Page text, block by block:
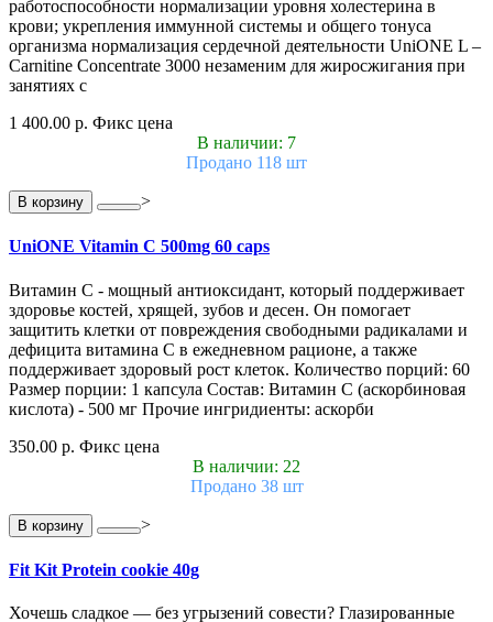
работоспособности нормализации уровня холестерина в
крови; укрепления иммунной системы и общего тонуса
организма нормализация сердечной деятельности UniONE L –
Carnitine Concentrate 3000 незаменим для жиросжигания при
занятиях с
1 400.00 р. Фикс цена
В наличии: 7
Продано 118 шт
В корзину >
UniONE Vitamin С 500mg 60 caps
Витамин С - мощный антиоксидант, который поддерживает
здоровье костей, хрящей, зубов и десен. Он помогает
защитить клетки от повреждения свободными радикалами и
дефицита витамина С в ежедневном рационе, а также
поддерживает здоровый рост клеток. Количество порций: 60
Размер порции: 1 капсула Состав: Витамин С (аскорбиновая
кислота) - 500 мг Прочие ингридиенты: аскорби
350.00 р. Фикс цена
В наличии: 22
Продано 38 шт
В корзину >
Fit Kit Protein cookie 40g
Хочешь сладкое — без угрызений совести? Глазированные